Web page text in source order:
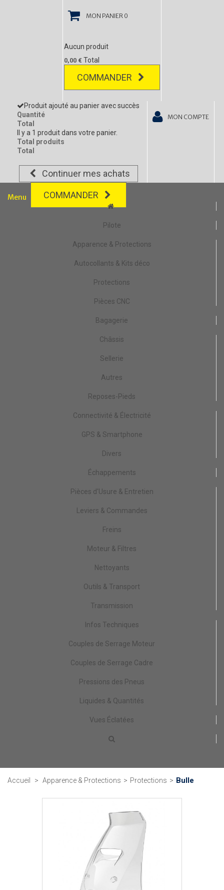
MON PANIER 0
Aucun produit
0,00 € Total
COMMANDER
Produit ajouté au panier avec succès
Quantité
Total
Il y a 1 produit dans votre panier.
Total produits
Total
Continuer mes achats
COMMANDER
MON COMPTE
Menu
Pilote
Apparence & Protections
Autocollants & Kits déco
Protections
Pièces CNC
Bagagerie
Châssis
Sellerie
Autres
Reposes-Pieds
Connectivité & Électricité
GPS & Smartphone
Divers
Échappements
Pièces d'Usure & Entretien
Leviers & Commandes
Freins
Moteur & Filtres
Nettoyants
Outils & Transport
Transmission
Infos Techniques
Couples de Serrage Moteur
Couples de Serrage Cadre
Pressions des Pneus
Liquides & Quantités
Vues Éclatées
Accueil > Apparence & Protections > Protections > Bulle